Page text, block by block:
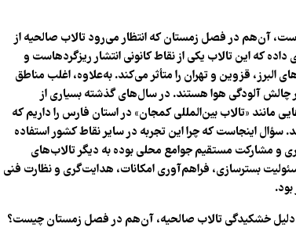
آن‌هم در فصل زمستان که انتظار می‌رود تالاب صالحیه از
که این تالاب یکی از نقاط کانونی انتشار ریزگردهاست و
قزوین و تهران را متأثر می‌کند. به‌علاوه، اغلب مناطق
چالش آلودگی هوا هستند. در سال‌های گذشته بسیاری از
مانند «تالاب بین‌المللی کمجان» در استان فارس را داریم که
اینجاست که چرا این تجربه در سایر نقاط کشور استفاده
و مشارکت مستقیم جوامع محلی بوده به دیگر تالاب‌های
بسترسازی، فراهم‌آوری امکانات، هدایت‌گری و نظارت فنی
دلیل خشکیدگی تالاب صالحیه، آن‌هم در فصل زمستان چیست؟